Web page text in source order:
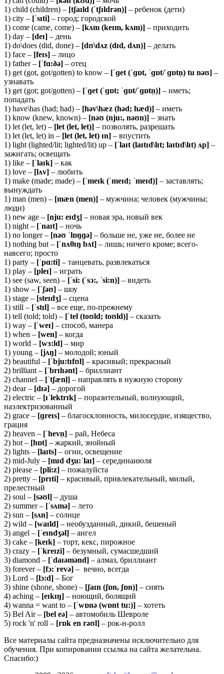
1) child (children) – [tʃaɪld (ˈtʃɪldrən)] – ребенок (дети)
1) city – [ˈsɪti] – город; городской
1) come (came, come) – [kʌm (keɪm, kʌm)] – приходить
1) day – [deɪ] – день
1) do\does (did, done) – [dʊ\dʌz (dɪd, dʌn)] – делать
1) face – [feɪs] – лицо
1) father – [ˈfɑ:ðə] – отец
1) get (got, got/gotten) to know – [ˈɡet (ˈɡɒt, ˈɡɒt/ˈɡɒtn̩) tu nəʊ] –
узнавать
1) get (got; got/gotten) – [ˈɡet (ˈɡɒt; ˈɡɒt/ˈɡɒtn̩)] – иметь;
попадать
1) have\has (had; had) – [həv\hæz (həd; hæd)] – иметь
1) know (knew, known) – [nəʊ (nju:, nəʊn)] – знать
1) let (let, let) – [let (let, let)] – позволять, разрешать
1) let (let, let) in – [let (let, let) ɪn] – впустить
1) light (lighted/lit; lighted/lit) up – [ˈlaɪt (laɪtɪd\lɪt; laɪtɪd\lɪt) ʌp] –
зажигать; освещать
1) like – [ˈlaɪk] – как
1) love – [lʌv] – любить
1) make (made; made) – [ˈmeɪk (ˈmeɪd; ˈmeɪd)] – заставлять;
вынуждать
1) man (men) – [mæn (men)] – мужчина; человек (мужчины;
люди)
1) new age – [nju: eɪdʒ] – новая эра, новый век
1) night – [ˈnaɪt] – ночь
1) no longer – [nəʊ ˈlɒŋɡə] – больше не, уже не, более не
1) nothing but – [ˈnʌθɪŋ bʌt] – лишь; ничего кроме; всего-
навсего; просто
1) party – [ˈpɑ:ti] – танцевать, развлекаться
1) play – [pleɪ] – играть
1) see (saw, seen) – [ˈsi: (ˈsɔ:, ˈsi:n)] – видеть
1) show – [ˈʃəʊ] – шоу
1) stage – [steɪdʒ] – сцена
1) still – [ˈstɪl] – все еще, по-прежнему
1) tell (told; told) – [ˈtel (toʊld; toʊld)] – сказать
1) way – [ˈweɪ] – способ, манера
1) when – [wen] – когда
1) world – [wɜ:ld] – мир
1) young – [jʌŋ] – молодой; юный
2) beautiful – [ˈbju:tɪfʊl] – красивый; прекрасный
2) brilliant – [ˈbrɪlɪənt] – бриллиант
2) channel – [ˈtʃænl̩] – направлять в нужную сторону
2) dear – [dɪə] – дорогой
2) electric – [ɪˈlektrɪk] – поразительный, волнующий,
наэлектризованный
2) grace – [ɡreɪs] – благосклонность, милосердие, изящество,
грация
2) heaven – [ˈhevn̩] – рай, Небеса
2) hot – [hɒt] – жаркий, знойный
2) lights – [laɪts] – огни, освещение
2) mid-July – [mɪd dʒu:ˈlaɪ] – серединаиюля
2) please – [pli:z] – пожалуйста
2) pretty – [prɪti] – красивый, привлекательный, милый,
прелестный
2) soul – [səʊl] – душа
2) summer – [ˈsʌmə] – лето
2) sun – [sʌn] – солнце
2) wild – [waɪld] – необузданный, дикий, бешеный
3) angel – [ˈeɪndʒəl] – ангел
3) cake – [keɪk] – торт, кекс, пирожное
3) crazy – [ˈkreɪzi] – безумный, сумасшедший
3) diamond – [ˈdaɪəmənd] – алмаз, бриллиант
3) forever – [fɔ:ˈrevə] – вечно, всегда
3) Lord – [lɔ:d] – Бог
3) shine (shone, shone) – [ʃaɪn (ʃɒn, ʃɒn)] – сиять
4) aching – [eɪkɪŋ] – ноющий, болящий
4) wanna = want to – [ˈwɒnə (wɒnt tu:)] – хотеть
5) Bel Air – [bel eə] – автомобиль Шевроле
5) rock 'n' roll – [rɒk en rəʊl] – рок-н-ролл
Все материалы сайта предназначены исключительно для
обучения. При копировании ссылка на сайта желательна.
Спасибо:)